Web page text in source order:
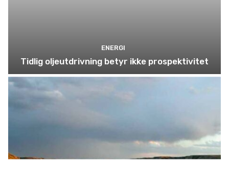
ENERGI
Tidlig oljeutdrivning betyr ikke prospektivitet